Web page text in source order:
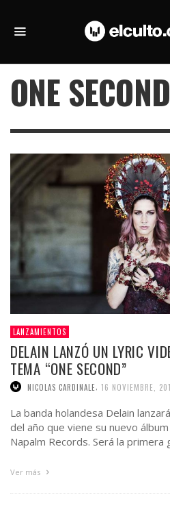
ONE SECOND
LANZAMIENTOS
DELAIN LANZÓ UN LYRIC
TEMA “ONE SECOND”
NICOLAS CARDINALE 16 NOVIEMBRE,
La banda holandesa Delain
del año que viene su nuevo
Napalm Records. Será la primera
Ver más